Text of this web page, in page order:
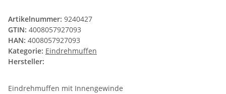
Artikelnummer: 9240427
GTIN: 4008057927093
HAN: 4008057927093
Kategorie: Eindrehmuffen
Hersteller:
Eindrehmuffen mit Innengewinde